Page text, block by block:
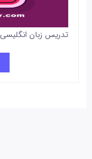
تدریس زبان انگلیسی